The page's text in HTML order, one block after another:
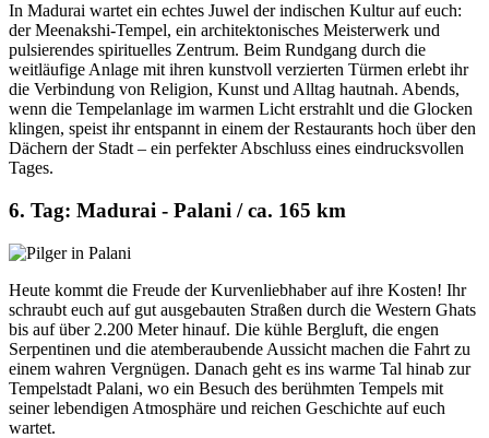
In Madurai wartet ein echtes Juwel der indischen Kultur auf euch:
der Meenakshi-Tempel, ein architektonisches Meisterwerk und
pulsierendes spirituelles Zentrum. Beim Rundgang durch die
weitläufige Anlage mit ihren kunstvoll verzierten Türmen erlebt ihr
die Verbindung von Religion, Kunst und Alltag hautnah. Abends,
wenn die Tempelanlage im warmen Licht erstrahlt und die Glocken
klingen, speist ihr entspannt in einem der Restaurants hoch über den
Dächern der Stadt – ein perfekter Abschluss eines eindrucksvollen
Tages.
6. Tag: Madurai - Palani / ca. 165 km
Heute kommt die Freude der Kurvenliebhaber auf ihre Kosten! Ihr
schraubt euch auf gut ausgebauten Straßen durch die Western Ghats
bis auf über 2.200 Meter hinauf. Die kühle Bergluft, die engen
Serpentinen und die atemberaubende Aussicht machen die Fahrt zu
einem wahren Vergnügen. Danach geht es ins warme Tal hinab zur
Tempelstadt Palani, wo ein Besuch des berühmten Tempels mit
seiner lebendigen Atmosphäre und reichen Geschichte auf euch
wartet.